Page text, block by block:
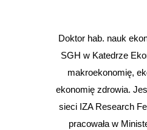
Doktor hab. nauk
SGH w Katedrze
makroekonomię,
ekonomię zdrowia.
sieci IZA Research
pracowała w